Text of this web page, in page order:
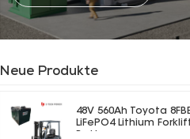
Neue Produkte
48V 560Ah Toyota
LiFePO4 Lithium